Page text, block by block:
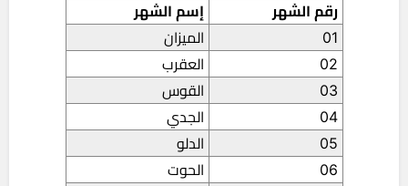
رقم الشهر
إسم الشهر
01
المیزان
02
العقرب
03
القوس
04
الجدي
05
الدلو
06
الحوت